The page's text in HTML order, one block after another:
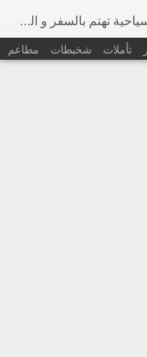
بالسفر و السياحة في اوروبا و حول العالم
تأملات شخبطات مطاعم